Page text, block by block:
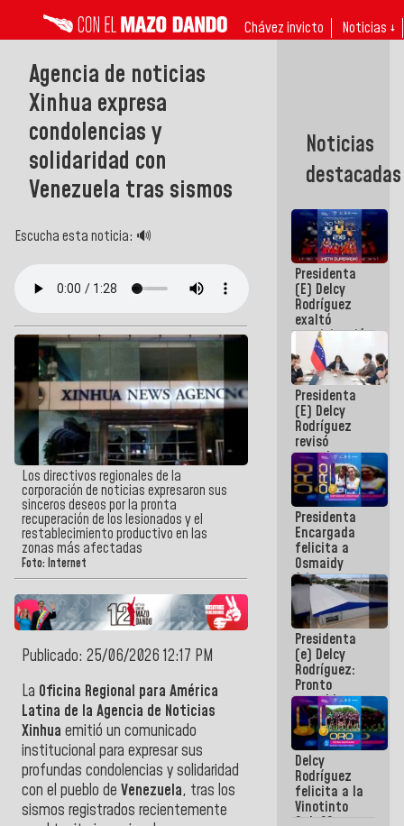
Chávez invicto Noticias ↓
Agencia de noticias
Xinhua expresa
condolencias y
solidaridad con
Venezuela tras sismos
Escucha esta noticia: 🔊
Los directivos regionales de la
corporación de noticias expresaron sus
sinceros deseos por la pronta
recuperación de los lesionados y el
restablecimiento productivo en las
zonas más afectadas
Foto: Internet
Publicado: 25/06/2026 12:17 PM
La Oficina Regional para América
Latina de la Agencia de Noticias
Xinhua emitió un comunicado
institucional para expresar sus
profundas condolencias y solidaridad
con el pueblo de Venezuela, tras los
sismos registrados recientemente
Noticias
destacadas
Presidenta
(E) Delcy
Rodríguez
exaltó
participación
de
Venezuela
en Juegos
Centroamericanos
y del Caribe
2026
Presidenta
(E) Delcy
Rodríguez
revisó
agenda
económica y
ejecución de
fondos de
emergencia
post-sismos
Presidenta
Encargada
felicita a
Osmaidy
Arias y
Giraly
Marcano por
hacer
historia en
los
Centroamericanos
Presidenta
(e) Delcy
Rodríguez:
Pronto
restableceremos
las
operaciones
en el
Aeropuerto
Internacional
de
Maiquetía
Delcy
Rodríguez
felicita a la
Vinotinto